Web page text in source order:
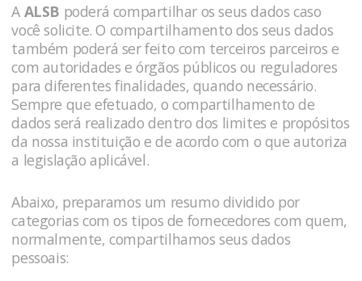
A ALSB poderá compartilhar os seus dados caso
você solicite. O compartilhamento dos seus dados
também poderá ser feito com terceiros parceiros e
com autoridades e órgãos públicos ou reguladores
para diferentes finalidades, quando necessário.
Sempre que efetuado, o compartilhamento de
dados será realizado dentro dos limites e propósitos
da nossa instituição e de acordo com o que autoriza
a legislação aplicável.
Abaixo, preparamos um resumo dividido por
categorias com os tipos de fornecedores com quem,
normalmente, compartilhamos seus dados
pessoais: